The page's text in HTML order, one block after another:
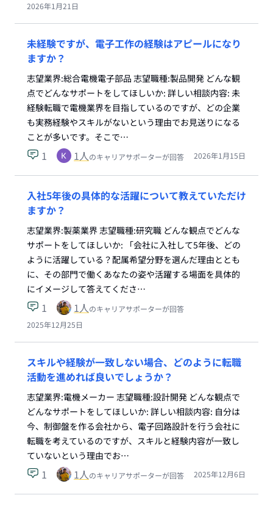
2026年1月21日
未経験ですが、電子工作の経験はアピールになり
ますか？
志望業界:総合電機電子部品 志望職種:製品開発 どんな観
点でどんなサポートをしてほしいか: 詳しい相談内容: 未
経験転職で電機業界を目指しているのですが、どの企業
も実務経験やスキルがないという理由でお見送りになる
ことが多いです。そこで…
1 1人のキャリアサポーターが回答 2026年1月15日
入社5年後の具体的な活躍について教えていただけ
ますか？
志望業界:製薬業界 志望職種:研究職 どんな観点でどんな
サポートをしてほしいか: 「会社に入社して5年後、どの
ように活躍している？配属希望分野を選んだ理由ととも
に、その部門で働くあなたの姿や活躍する場面を具体的
にイメージして答えてくださ…
1 1人のキャリアサポーターが回答
2025年12月25日
スキルや経験が一致しない場合、どのように転職
活動を進めれば良いでしょうか？
志望業界:電機メーカー 志望職種:設計開発 どんな観点で
どんなサポートをしてほしいか: 詳しい相談内容: 自分は
今、制御盤を作る会社から、電子回路設計を行う会社に
転職を考えているのですが、スキルと経験内容が一致し
ていないという理由でお…
1 1人のキャリアサポーターが回答 2025年12月6日